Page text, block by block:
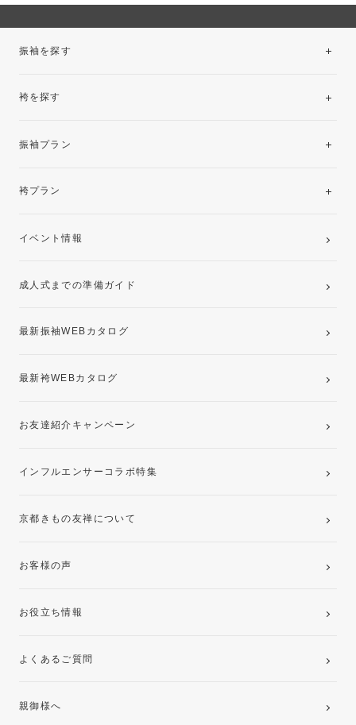
振袖を探す
袴を探す
振袖プラン
レンタルプラン
袴プラン
卒業袴レンタルプラン
イベント情報
成人式までの準備ガイド
最新振袖WEBカタログ
最新袴WEBカタログ
お友達紹介キャンペーン
インフルエンサーコラボ特集
京都きもの友禅について
お客様の声
お役立ち情報
よくあるご質問
親御様へ